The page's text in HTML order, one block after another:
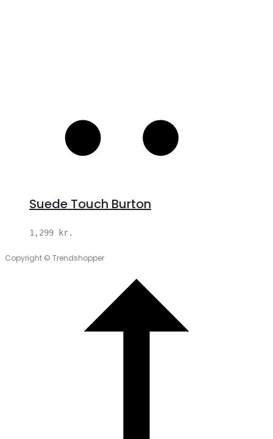
Suede Touch Burton
1,299 kr.
Copyright © Trendshopper